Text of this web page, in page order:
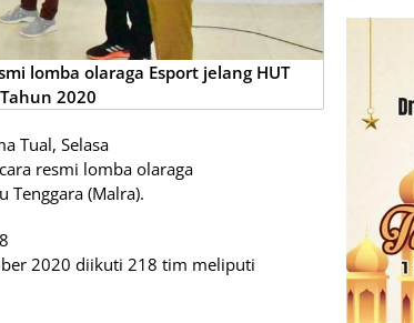
lomba olaraga Esport jelang HUT
2020
Tual, Selasa
resmi lomba olaraga
Tenggara (Malra).
2020 diikuti 218 tim meliputi